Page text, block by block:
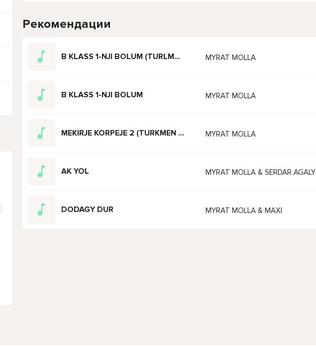
Рекомендации
B KLASS 1-NJI BOLUM (TURLMEN KINOSERIAL) MYRAT MOLLA
B KLASS 1-NJI BOLUM MYRAT MOLLA
MEKIRJE KORPEJE 2 (TURKMEN CAGALAR SHOW 2024) MYRAT MOLLA
AK YOL MYRAT MOLLA & SERDAR AGALY
DODAGY DUR MYRAT MOLLA & MAXI